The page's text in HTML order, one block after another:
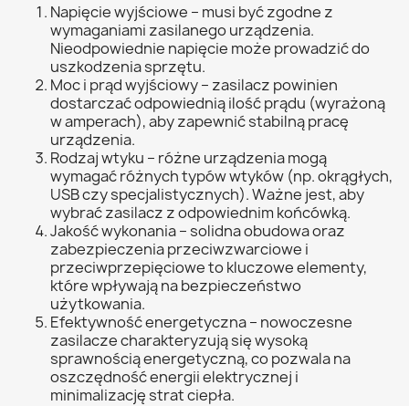
Napięcie wyjściowe – musi być zgodne z
wymaganiami zasilanego urządzenia.
Nieodpowiednie napięcie może prowadzić do
uszkodzenia sprzętu.
Moc i prąd wyjściowy – zasilacz powinien
dostarczać odpowiednią ilość prądu (wyrażoną
w amperach), aby zapewnić stabilną pracę
urządzenia.
Rodzaj wtyku – różne urządzenia mogą
wymagać różnych typów wtyków (np. okrągłych,
USB czy specjalistycznych). Ważne jest, aby
wybrać zasilacz z odpowiednim końcówką.
Jakość wykonania – solidna obudowa oraz
zabezpieczenia przeciwzwarciowe i
przeciwprzepięciowe to kluczowe elementy,
które wpływają na bezpieczeństwo
użytkowania.
Efektywność energetyczna – nowoczesne
zasilacze charakteryzują się wysoką
sprawnością energetyczną, co pozwala na
oszczędność energii elektrycznej i
minimalizację strat ciepła.